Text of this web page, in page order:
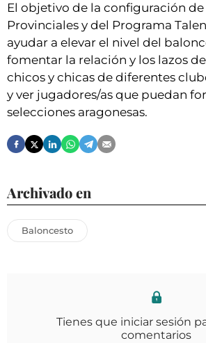
El objetivo de la configuración de
Provinciales y del Programa
ayudar a elevar el nivel del
fomentar la relación y los lazos
chicos y chicas de diferentes
y ver jugadores/as que puedan
selecciones aragonesas.
Archivado en
Baloncesto
Tienes que iniciar sesión
comentarios